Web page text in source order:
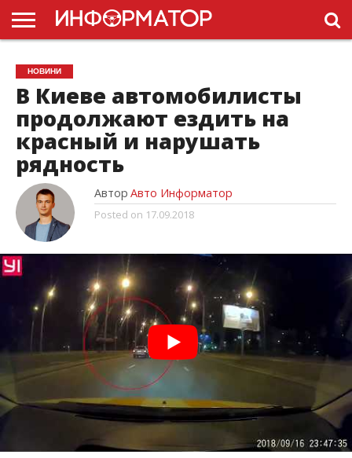
ГОЛОВНА
НОВИНИ
ПДР
УКРАЇНИ
РЕКЛАМА
ПРОЕКТЫ
НОВИНИ
В Киеве автомобилисты
продолжают ездить на
красный и нарушать
рядность
Автор Авто Информатор
Posted on 17.09.2018